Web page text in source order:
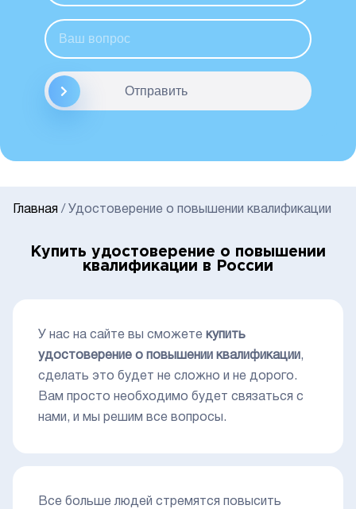
Отправить
Главная / Удостоверение о повышении квалификации
Купить удостоверение о повышении
квалификации в России
У нас на сайте вы сможете купить
удостоверение о повышении квалификации ,
сделать это будет не сложно и не дорого.
Вам просто необходимо будет связаться с
нами, и мы решим все вопросы.
Все больше людей стремятся повысить